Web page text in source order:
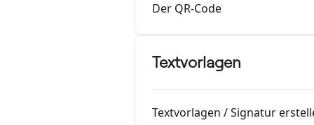
Der QR-Code
Textvorlagen
Textvorlagen / Signatur